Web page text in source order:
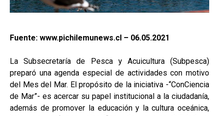
Fuente: www.pichilemunews.cl – 06.05.2021
La Subsecretaría de Pesca y Acuicultura (Subpesca)
preparó una agenda especial de actividades con motivo
del Mes del Mar. El propósito de la iniciativa -“ConCiencia
de Mar”- es acercar su papel institucional a la ciudadanía,
además de promover la educación y la cultura oceánica,